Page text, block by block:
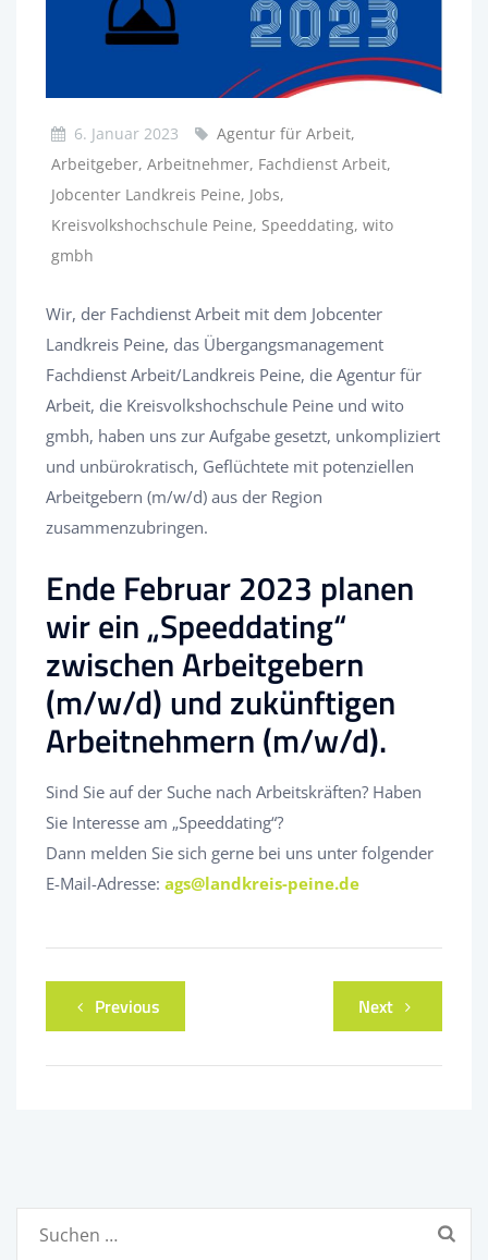
6. Januar 2023
Agentur für Arbeit,
Arbeitgeber, Arbeitnehmer, Fachdienst Arbeit,
Jobcenter Landkreis Peine, Jobs,
Kreisvolkshochschule Peine, Speeddating, wito
gmbh
Wir, der Fachdienst Arbeit mit dem Jobcenter
Landkreis Peine, das Übergangsmanagement
Fachdienst Arbeit/Landkreis Peine, die Agentur für
Arbeit, die Kreisvolkshochschule Peine und wito
gmbh, haben uns zur Aufgabe gesetzt, unkompliziert
und unbürokratisch, Geflüchtete mit potenziellen
Arbeitgebern (m/w/d) aus der Region
zusammenzubringen.
Ende Februar 2023 planen
wir ein „Speeddating“
zwischen Arbeitgebern
(m/w/d) und zukünftigen
Arbeitnehmern (m/w/d).
Sind Sie auf der Suche nach Arbeitskräften? Haben
Sie Interesse am „Speeddating“?
Dann melden Sie sich gerne bei uns unter folgender
E-Mail-Adresse: ags@landkreis-peine.de
Previous Next
Suchen